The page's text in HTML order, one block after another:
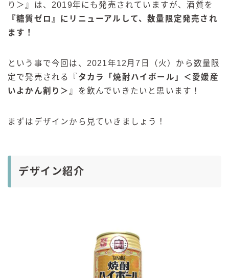
り＞』は、2019年にも発売されていますが、酒質を
『糖質ゼロ』にリニューアルして、数量限定発売され
ます！
という事で今回は、2021年12月7日（火）から数量限
定で発売される『 タカラ「焼酎ハイボール」＜愛媛産
いよかん割り＞ 』を飲んでいきたいと思います！
まずはデザインから見ていきましょう！
デザイン紹介